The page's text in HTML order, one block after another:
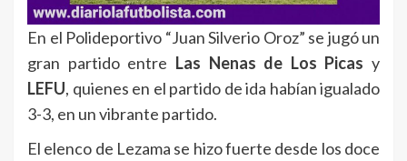
En el Polideportivo “Juan Silverio Oroz” se jugó un
gran partido entre Las Nenas de Los Picas y
LEFU, quienes en el partido de ida habían igualado
3-3, en un vibrante partido.
El elenco de Lezama se hizo fuerte desde los doce